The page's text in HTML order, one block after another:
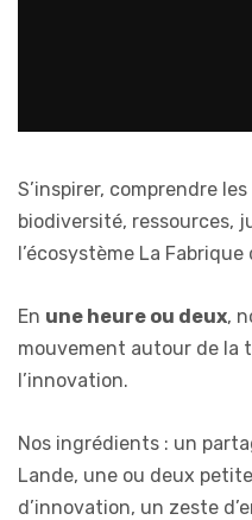
S’inspirer, comprendre
biodiversité, ressources,
l’écosystème La Fabrique
En une heure ou deux,
mouvement autour de la
l’innovation.
Nos ingrédients : un
Lande, une ou deux
d’innovation, un zeste